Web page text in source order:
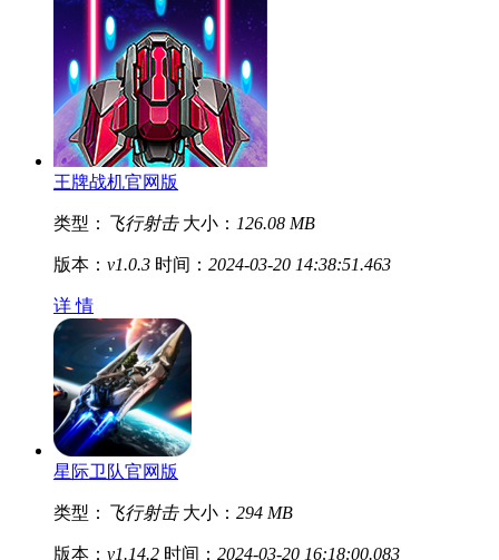
王牌战机官网版
类型： 飞行射击 大小： 126.08 MB
版本： v1.0.3 时间： 2024-03-20 14:38:51.463
详 情
星际卫队官网版
类型： 飞行射击 大小： 294 MB
版本： v1.14.2 时间： 2024-03-20 16:18:00.083